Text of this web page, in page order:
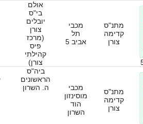
מתנ"ס
קדימה
צורן
מכבי
תל
אביב 5
אולם
בי"ס
יובלים
צורן
(מרכז
פיס
קהילתי
צורן)
מתנ"ס
קדימה
צורן
מכבי
מוסינזון
הוד
השרון
ביה"ס
הראשונים
ה. השרון